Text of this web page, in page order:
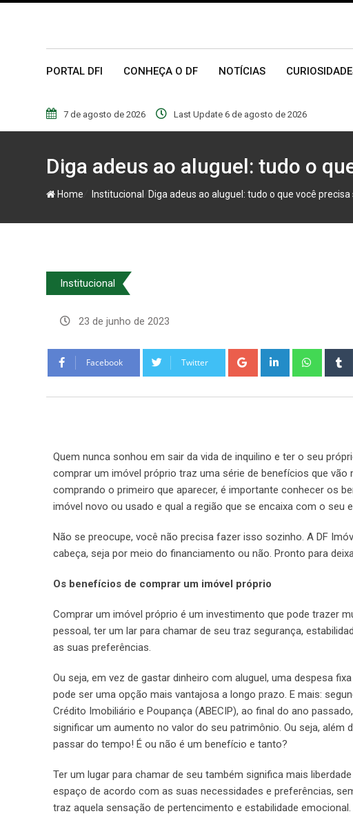
PORTAL DFI CONHEÇA O DF NOTÍCIAS
7 de agosto de 2026 Last Update 6 de agosto de 2026
Diga adeus ao aluguel: tudo o
Home Institucional Diga adeus ao aluguel: tudo o que você
Institucional
23 de junho de 2023
Facebook Twitter
Quem nunca sonhou em sair da vida de inquilino e ter o seu
comprar um imóvel próprio traz uma série de benefícios que
comprando o primeiro que aparecer, é importante conhecer os
imóvel novo ou usado e qual a região que se encaixa com o seu
Não se preocupe, você não precisa fazer isso sozinho. A DF
cabeça, seja por meio do financiamento ou não. Pronto para
Os benefícios de comprar um imóvel próprio
Comprar um imóvel próprio é um investimento que pode trazer
pessoal, ter um lar para chamar de seu traz segurança,
as suas preferências.
Ou seja, em vez de gastar dinheiro com aluguel, uma despesa
pode ser uma opção mais vantajosa a longo prazo. E mais:
Crédito Imobiliário e Poupança (ABECIP), ao final do ano
significar um aumento no valor do seu patrimônio. Ou seja, além
passar do tempo! É ou não é um benefício e tanto?
Ter um lugar para chamar de seu também significa mais
espaço de acordo com as suas necessidades e preferências,
traz aquela sensação de pertencimento e estabilidade emocional.